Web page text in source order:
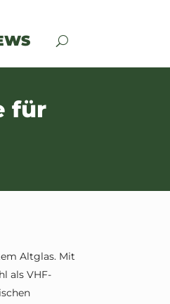
für
Altglas. Mit
als VHF-